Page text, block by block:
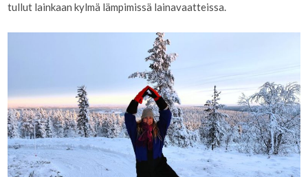
tullut lainkaan kylmä lämpimissä lainavaatteissa.